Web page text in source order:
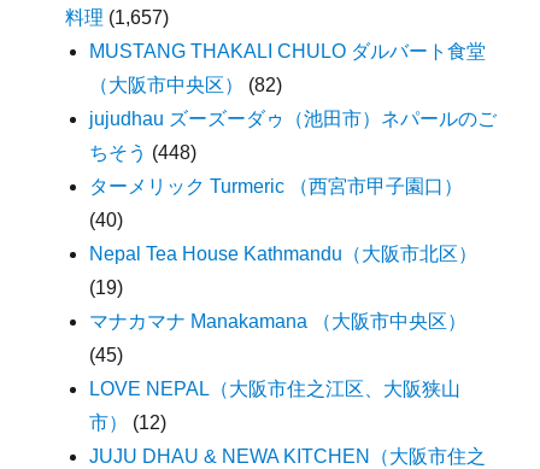
料理 (1,657)
MUSTANG THAKALI CHULO ダルバート食堂
（大阪市中央区）
(82)
jujudhau ズーズーダゥ（池田市）ネパールのご
ちそう (448)
ターメリック Turmeric （西宮市甲子園口）
(40)
Nepal Tea House Kathmandu（大阪市北区）
(19)
マナカマナ Manakamana （大阪市中央区）
(45)
LOVE NEPAL（大阪市住之江区、大阪狭山
市）
(12)
JUJU DHAU & NEWA KITCHEN（大阪市住之